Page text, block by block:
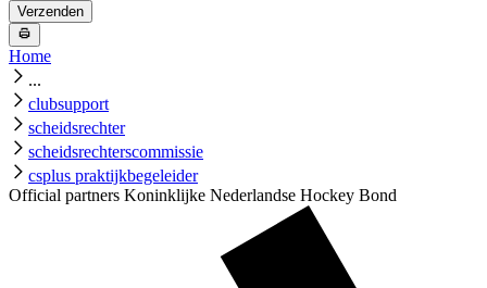
Verzenden
Home
...
clubsupport
scheidsrechter
scheidsrechterscommissie
csplus praktijkbegeleider
Official partners Koninklijke Nederlandse Hockey Bond